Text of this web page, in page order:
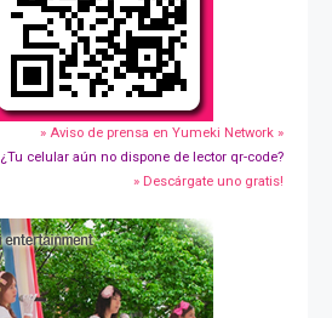
» Aviso de prensa en Yumeki Network »
¿Tu celular aún no dispone de lector qr-code?
» Descárgate uno gratis!